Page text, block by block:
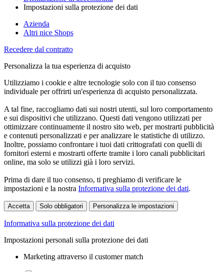
Impostazioni sulla protezione dei dati
Azienda
Altri nice Shops
Recedere dal contratto
Personalizza la tua esperienza di acquisto
Utilizziamo i cookie e altre tecnologie solo con il tuo consenso
individuale per offrirti un'esperienza di acquisto personalizzata.
A tal fine, raccogliamo dati sui nostri utenti, sul loro comportamento
e sui dispositivi che utilizzano. Questi dati vengono utilizzati per
ottimizzare continuamente il nostro sito web, per mostrarti pubblicità
e contenuti personalizzati e per analizzare le statistiche di utilizzo.
Inoltre, possiamo confrontare i tuoi dati crittografati con quelli di
fornitori esterni e mostrarti offerte tramite i loro canali pubblicitari
online, ma solo se utilizzi già i loro servizi.
Prima di dare il tuo consenso, ti preghiamo di verificare le
impostazioni e la nostra Informativa sulla protezione dei dati.
Accetta Solo obbligatori Personalizza le impostazioni
Informativa sulla protezione dei dati
Impostazioni personali sulla protezione dei dati
Marketing attraverso il customer match